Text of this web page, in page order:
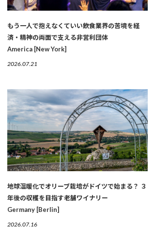
もう一人で抱えなくていい――飲食業界の苦境を経
済・精神の両面で支える非営利団体
America [New York]
2026.07.21
地球温暖化でオリーブ栽培がドイツで始まる？ ３
年後の収穫を目指す老舗ワイナリー
Germany [Berlin]
2026.07.16